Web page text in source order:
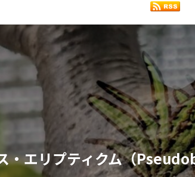
・エリプティクム（